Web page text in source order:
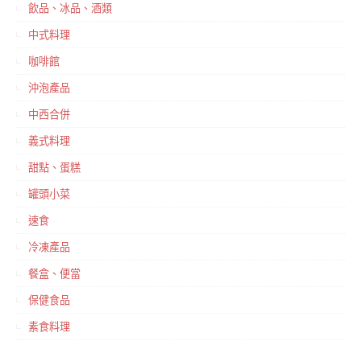
飲品、冰品、酒類
中式料理
咖啡館
沖泡產品
中西合併
義式料理
甜點、蛋糕
罐頭小菜
速食
冷凍產品
餐盒、便當
保健食品
素食料理